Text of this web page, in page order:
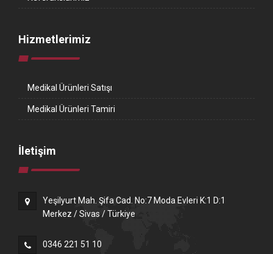
Hizmetlerimiz
Medikal Ürünleri Satışı
Medikal Ürünleri Tamiri
İletişim
Yeşilyurt Mah. Şifa Cad. No:7 Moda Evleri K:1 D:1
Merkez / Sivas / Türkiye
0346 221 51 10